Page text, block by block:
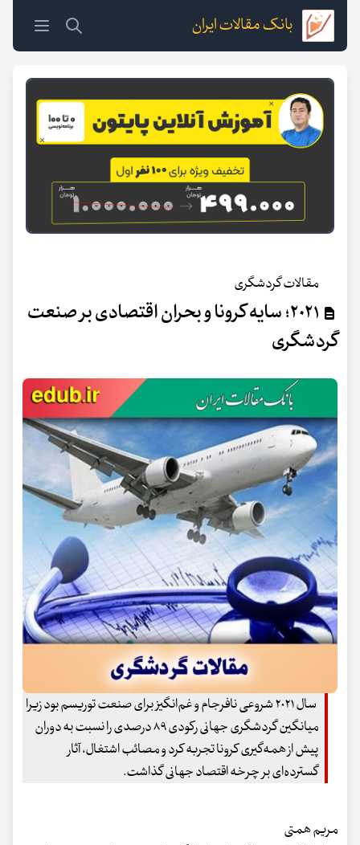
بانک مقالات ایران
مقالات گردشگری
۲۰۲۱؛ سایه کرونا و بحران اقتصادی بر صنعت
گردشگری
سال ۲۰۲۱ شروعی نافرجام و غم‌انگیز برای صنعت توریسم بود زیرا
میانگین گردشگری جهانی رکودی ۸۹ درصدی را نسبت به دوران
پیش از همه‌گیری کرونا تجربه کرد و مصائب اشتغال، آثار
گسترده‌ای بر چرخه اقتصاد جهانی گذاشت.
مریم همتی